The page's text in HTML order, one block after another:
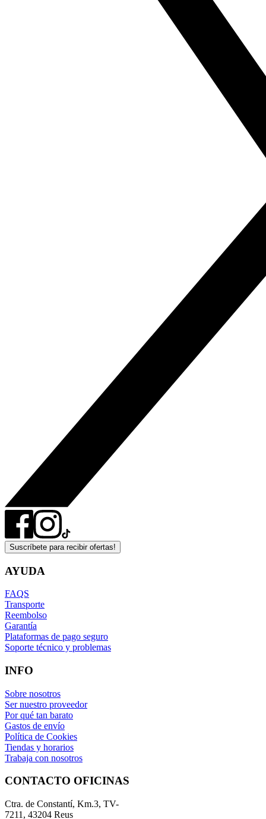
Suscríbete para recibir ofertas!
AYUDA
FAQS
Transporte
Reembolso
Garantía
Plataformas de pago seguro
Soporte técnico y problemas
INFO
Sobre nosotros
Ser nuestro proveedor
Por qué tan barato
Gastos de envío
Política de Cookies
Tiendas y horarios
Trabaja con nosotros
CONTACTO OFICINAS
Ctra. de Constantí, Km.3, TV-
7211, 43204 Reus